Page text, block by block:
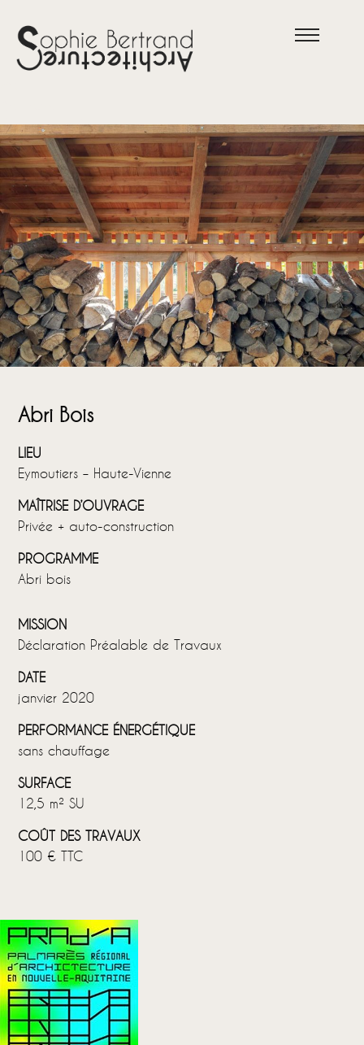
Eymoutiers – 87
Abri Bois
LIEU
Eymoutiers – Haute-Vienne
MAÎTRISE D’OUVRAGE
Privée + auto-construction
PROGRAMME
Abri bois
MISSION
Déclaration Préalable de Travaux
DATE
janvier 2020
PERFORMANCE ÉNERGÉTIQUE
sans chauffage
SURFACE
12,5 m² SU
COÛT DES TRAVAUX
100 € TTC